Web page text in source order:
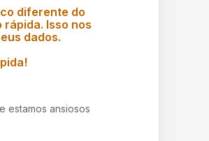
diferente do
Isso nos
dados.
estamos ansiosos